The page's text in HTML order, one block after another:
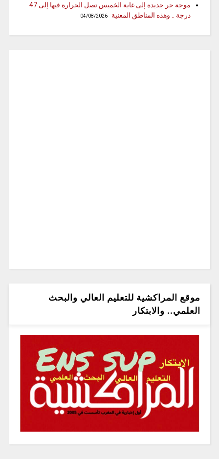
موجة حر جديدة إلى غاية الخميس تصل الحرارة فيها إلى 47
درجة .. وهذه المناطق المعنية
04/08/2026
موقع المراكشية للتعليم العالي والبحث
العلمي.. والابتكار